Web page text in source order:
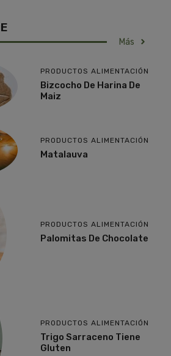
E
Más
PRODUCTOS ALIMENTACIÓN
Bizcocho De Harina De
Maiz
PRODUCTOS ALIMENTACIÓN
Matalauva
PRODUCTOS ALIMENTACIÓN
Palomitas De Chocolate
PRODUCTOS ALIMENTACIÓN
Trigo Sarraceno Tiene
Gluten